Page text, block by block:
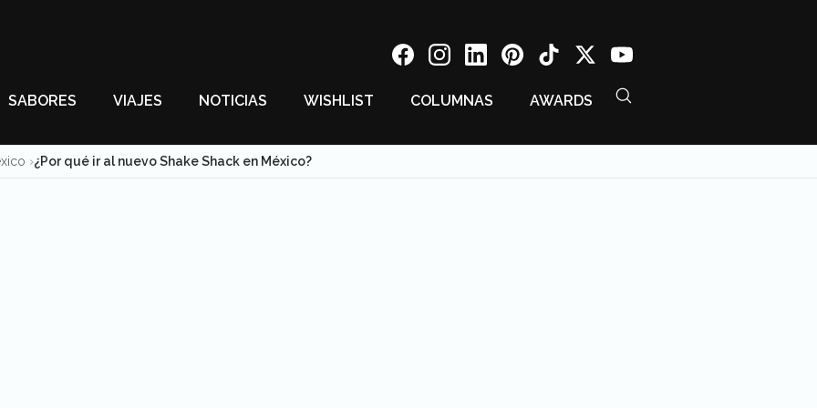
SABORES VIAJES NOTICIAS WISHLIST COLUMNAS AWARDS
¿Por qué ir al nuevo Shake Shack en México?